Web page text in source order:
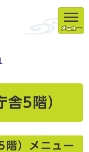
メニュー
舎5階）
階）メニュー